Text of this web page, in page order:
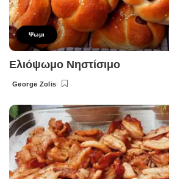
Ψωμι
Ελιόψωμο Νηστίσιμο
Posted
George Zolis